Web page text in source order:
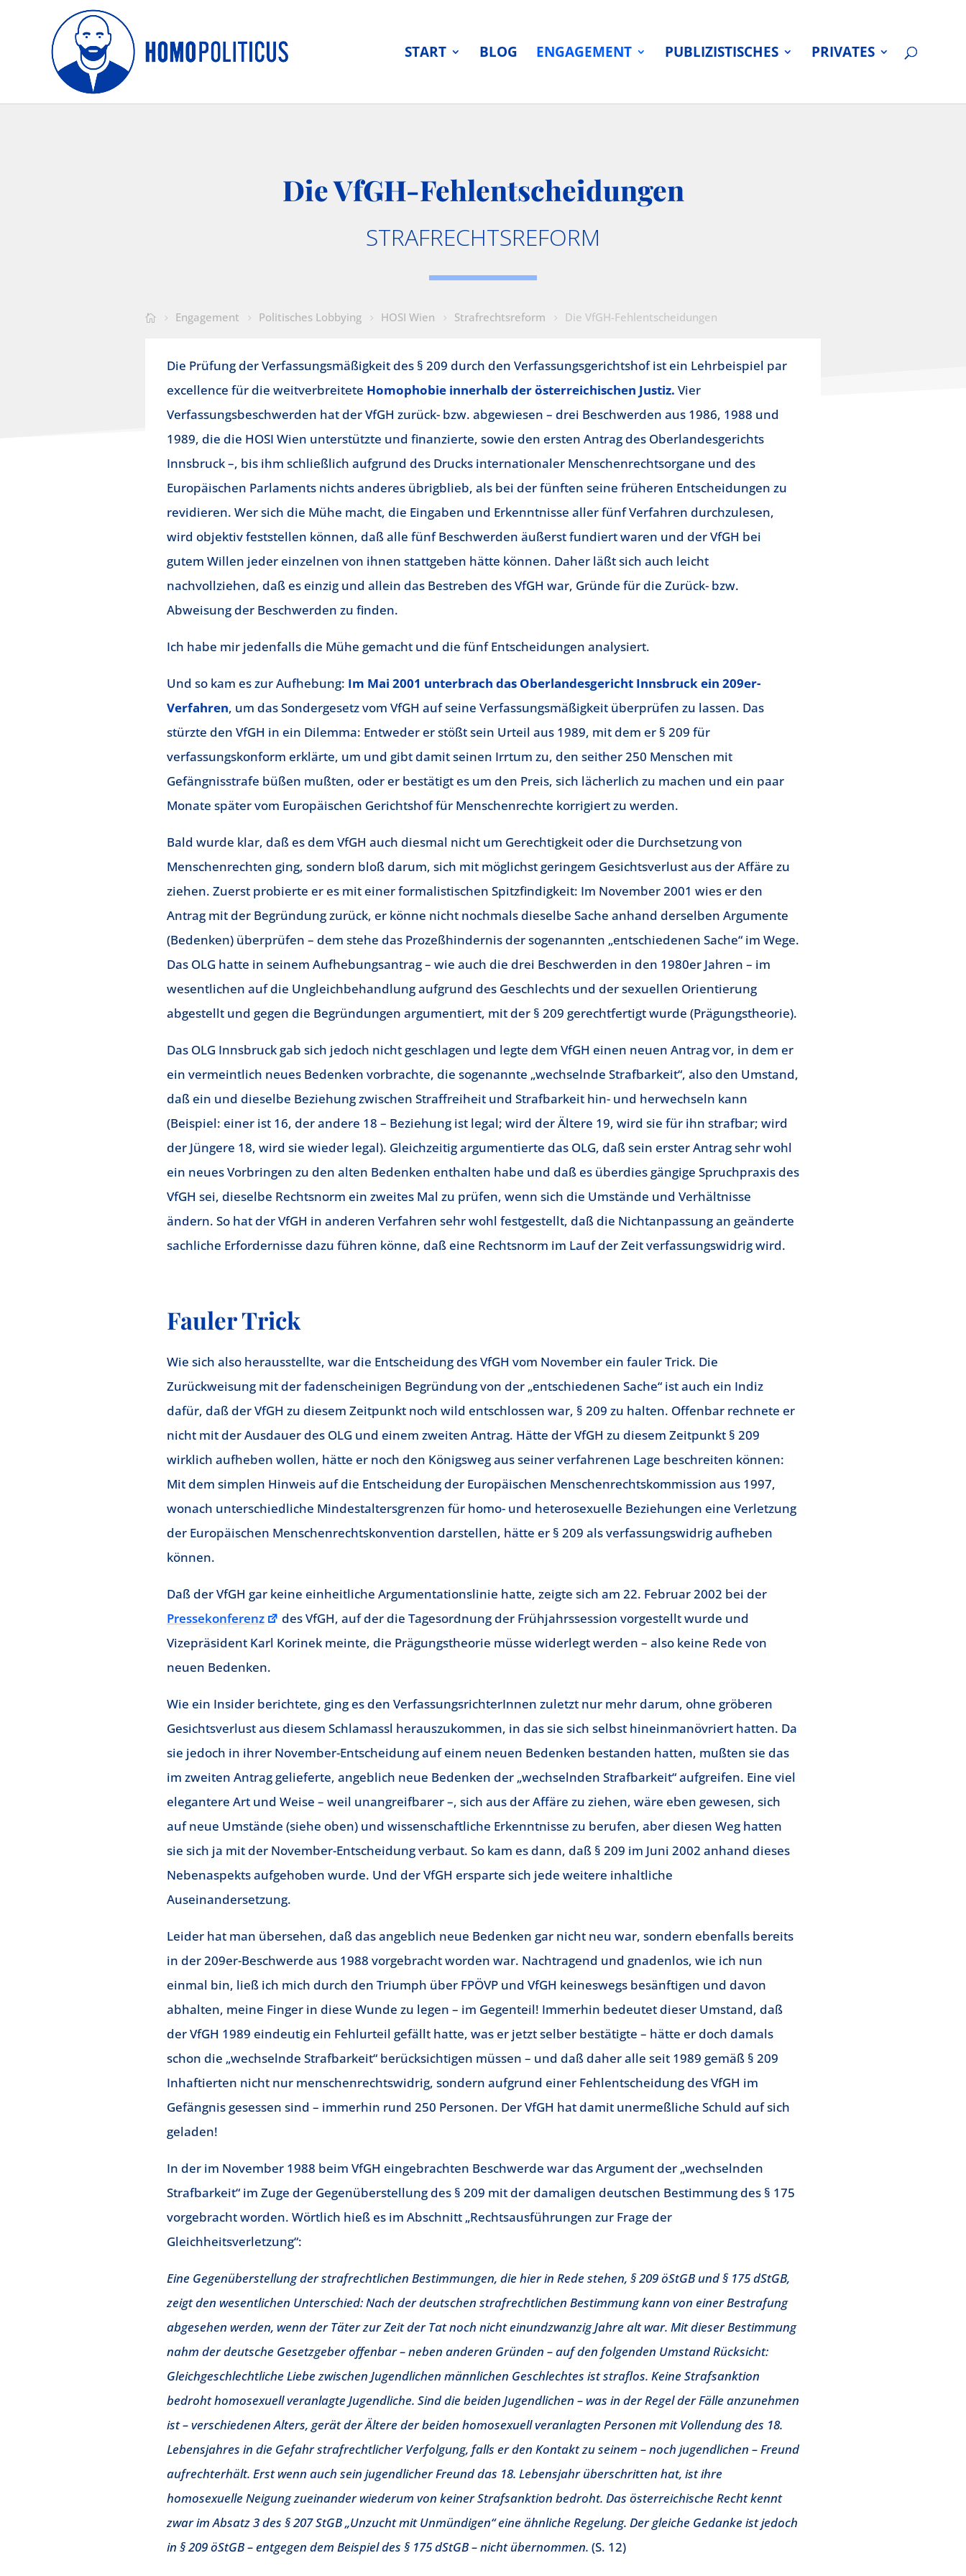
START BLOG ENGAGEMENT PUBLIZISTISCHES PRIVATES
Die VfGH-Fehlentscheidungen
STRAFRECHTSREFORM
Engagement Politisches Lobbying HOSI Wien Strafrechtsreform Die VfGH-Fehlentscheidungen
Die Prüfung der Verfassungsmäßigkeit des § 209 durch den Verfassungsgerichtshof ist ein Lehrbeispiel par
excellence für die weitverbreitete Homophobie innerhalb der österreichischen Justiz. Vier
Verfassungsbeschwerden hat der VfGH zurück- bzw. abgewiesen – drei Beschwerden aus 1986, 1988 und
1989, die die HOSI Wien unterstützte und finanzierte, sowie den ersten Antrag des Oberlandesgerichts
Innsbruck –, bis ihm schließlich aufgrund des Drucks internationaler Menschenrechtsorgane und des
Europäischen Parlaments nichts anderes übrigblieb, als bei der fünften seine früheren Entscheidungen zu
revidieren. Wer sich die Mühe macht, die Eingaben und Erkenntnisse aller fünf Verfahren durchzulesen,
wird objektiv feststellen können, daß alle fünf Beschwerden äußerst fundiert waren und der VfGH bei
gutem Willen jeder einzelnen von ihnen stattgeben hätte können. Daher läßt sich auch leicht
nachvollziehen, daß es einzig und allein das Bestreben des VfGH war, Gründe für die Zurück- bzw.
Abweisung der Beschwerden zu finden.
Ich habe mir jedenfalls die Mühe gemacht und die fünf Entscheidungen analysiert.
Und so kam es zur Aufhebung: Im Mai 2001 unterbrach das Oberlandesgericht Innsbruck ein 209er-
Verfahren, um das Sondergesetz vom VfGH auf seine Verfassungsmäßigkeit überprüfen zu lassen. Das
stürzte den VfGH in ein Dilemma: Entweder er stößt sein Urteil aus 1989, mit dem er § 209 für
verfassungskonform erklärte, um und gibt damit seinen Irrtum zu, den seither 250 Menschen mit
Gefängnisstrafe büßen mußten, oder er bestätigt es um den Preis, sich lächerlich zu machen und ein paar
Monate später vom Europäischen Gerichtshof für Menschenrechte korrigiert zu werden.
Bald wurde klar, daß es dem VfGH auch diesmal nicht um Gerechtigkeit oder die Durchsetzung von
Menschenrechten ging, sondern bloß darum, sich mit möglichst geringem Gesichtsverlust aus der Affäre zu
ziehen. Zuerst probierte er es mit einer formalistischen Spitzfindigkeit: Im November 2001 wies er den
Antrag mit der Begründung zurück, er könne nicht nochmals dieselbe Sache anhand derselben Argumente
(Bedenken) überprüfen – dem stehe das Prozeßhindernis der sogenannten „entschiedenen Sache“ im Wege.
Das OLG hatte in seinem Aufhebungsantrag – wie auch die drei Beschwerden in den 1980er Jahren – im
wesentlichen auf die Ungleichbehandlung aufgrund des Geschlechts und der sexuellen Orientierung
abgestellt und gegen die Begründungen argumentiert, mit der § 209 gerechtfertigt wurde (Prägungstheorie).
Das OLG Innsbruck gab sich jedoch nicht geschlagen und legte dem VfGH einen neuen Antrag vor, in dem er
ein vermeintlich neues Bedenken vorbrachte, die sogenannte „wechselnde Strafbarkeit“, also den Umstand,
daß ein und dieselbe Beziehung zwischen Straffreiheit und Strafbarkeit hin- und herwechseln kann
(Beispiel: einer ist 16, der andere 18 – Beziehung ist legal; wird der Ältere 19, wird sie für ihn strafbar; wird
der Jüngere 18, wird sie wieder legal). Gleichzeitig argumentierte das OLG, daß sein erster Antrag sehr wohl
ein neues Vorbringen zu den alten Bedenken enthalten habe und daß es überdies gängige Spruchpraxis des
VfGH sei, dieselbe Rechtsnorm ein zweites Mal zu prüfen, wenn sich die Umstände und Verhältnisse
ändern. So hat der VfGH in anderen Verfahren sehr wohl festgestellt, daß die Nichtanpassung an geänderte
sachliche Erfordernisse dazu führen könne, daß eine Rechtsnorm im Lauf der Zeit verfassungswidrig wird.
Fauler Trick
Wie sich also herausstellte, war die Entscheidung des VfGH vom November ein fauler Trick. Die
Zurückweisung mit der fadenscheinigen Begründung von der „entschiedenen Sache“ ist auch ein Indiz
dafür, daß der VfGH zu diesem Zeitpunkt noch wild entschlossen war, § 209 zu halten. Offenbar rechnete er
nicht mit der Ausdauer des OLG und einem zweiten Antrag. Hätte der VfGH zu diesem Zeitpunkt § 209
wirklich aufheben wollen, hätte er noch den Königsweg aus seiner verfahrenen Lage beschreiten können:
Mit dem simplen Hinweis auf die Entscheidung der Europäischen Menschenrechtskommission aus 1997,
wonach unterschiedliche Mindestaltersgrenzen für homo- und heterosexuelle Beziehungen eine Verletzung
der Europäischen Menschenrechtskonvention darstellen, hätte er § 209 als verfassungswidrig aufheben
können.
Daß der VfGH gar keine einheitliche Argumentationslinie hatte, zeigte sich am 22. Februar 2002 bei der
Pressekonferenz
des VfGH, auf der die Tagesordnung der Frühjahrssession vorgestellt wurde und
Vizepräsident Karl Korinek meinte, die Prägungstheorie müsse widerlegt werden – also keine Rede von
neuen Bedenken.
Wie ein Insider berichtete, ging es den VerfassungsrichterInnen zuletzt nur mehr darum, ohne gröberen
Gesichtsverlust aus diesem Schlamassl herauszukommen, in das sie sich selbst hineinmanövriert hatten. Da
sie jedoch in ihrer November-Entscheidung auf einem neuen Bedenken bestanden hatten, mußten sie das
im zweiten Antrag gelieferte, angeblich neue Bedenken der „wechselnden Strafbarkeit“ aufgreifen. Eine viel
elegantere Art und Weise – weil unangreifbarer –, sich aus der Affäre zu ziehen, wäre eben gewesen, sich
auf neue Umstände (siehe oben) und wissenschaftliche Erkenntnisse zu berufen, aber diesen Weg hatten
sie sich ja mit der November-Entscheidung verbaut. So kam es dann, daß § 209 im Juni 2002 anhand dieses
Nebenaspekts aufgehoben wurde. Und der VfGH ersparte sich jede weitere inhaltliche
Auseinandersetzung.
Leider hat man übersehen, daß das angeblich neue Bedenken gar nicht neu war, sondern ebenfalls bereits
in der 209er-Beschwerde aus 1988 vorgebracht worden war. Nachtragend und gnadenlos, wie ich nun
einmal bin, ließ ich mich durch den Triumph über FPÖVP und VfGH keineswegs besänftigen und davon
abhalten, meine Finger in diese Wunde zu legen – im Gegenteil! Immerhin bedeutet dieser Umstand, daß
der VfGH 1989 eindeutig ein Fehlurteil gefällt hatte, was er jetzt selber bestätigte – hätte er doch damals
schon die „wechselnde Strafbarkeit“ berücksichtigen müssen – und daß daher alle seit 1989 gemäß § 209
Inhaftierten nicht nur menschenrechtswidrig, sondern aufgrund einer Fehlentscheidung des VfGH im
Gefängnis gesessen sind – immerhin rund 250 Personen. Der VfGH hat damit unermeßliche Schuld auf sich
geladen!
In der im November 1988 beim VfGH eingebrachten Beschwerde war das Argument der „wechselnden
Strafbarkeit“ im Zuge der Gegenüberstellung des § 209 mit der damaligen deutschen Bestimmung des § 175
vorgebracht worden. Wörtlich hieß es im Abschnitt „Rechtsausführungen zur Frage der
Gleichheitsverletzung“:
Eine Gegenüberstellung der strafrechtlichen Bestimmungen, die hier in Rede stehen, § 209 öStGB und § 175 dStGB,
zeigt den wesentlichen Unterschied: Nach der deutschen strafrechtlichen Bestimmung kann von einer Bestrafung
abgesehen werden, wenn der Täter zur Zeit der Tat noch nicht einundzwanzig Jahre alt war. Mit dieser Bestimmung
nahm der deutsche Gesetzgeber offenbar – neben anderen Gründen – auf den folgenden Umstand Rücksicht:
Gleichgeschlechtliche Liebe zwischen Jugendlichen männlichen Geschlechtes ist straflos. Keine Strafsanktion
bedroht homosexuell veranlagte Jugendliche. Sind die beiden Jugendlichen – was in der Regel der Fälle anzunehmen
ist – verschiedenen Alters, gerät der Ältere der beiden homosexuell veranlagten Personen mit Vollendung des 18.
Lebensjahres in die Gefahr strafrechtlicher Verfolgung, falls er den Kontakt zu seinem – noch jugendlichen – Freund
aufrechterhält. Erst wenn auch sein jugendlicher Freund das 18. Lebensjahr überschritten hat, ist ihre
homosexuelle Neigung zueinander wiederum von keiner Strafsanktion bedroht. Das österreichische Recht kennt
zwar im Absatz 3 des § 207 StGB „Unzucht mit Unmündigen“ eine ähnliche Regelung. Der gleiche Gedanke ist jedoch
in § 209 öStGB – entgegen dem Beispiel des § 175 dStGB – nicht übernommen. (S. 12)